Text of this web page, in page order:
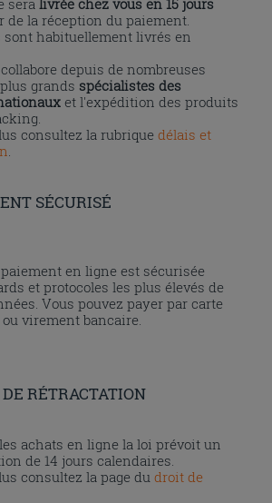
de la réception du paiement.
habituellement livrés en
depuis de nombreuses
grands spécialistes des
et l'expédition des produits
consultez la rubriquedélais et
SÉCURISÉ
en ligne est sécurisée
et protocoles les plus élevés de
Vous pouvez payer par carte
virement bancaire.
RÉTRACTATION
achats en ligne la loi prévoit un
de 14 jours calendaires.
consultez la page dudroit de